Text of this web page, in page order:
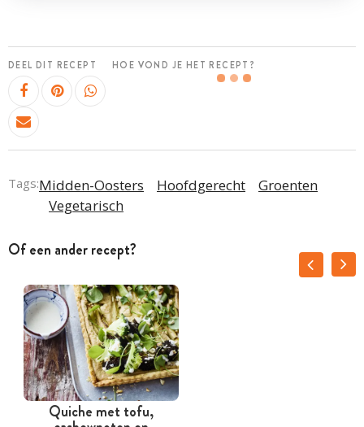
DEEL DIT RECEPT HOE VOND JE HET RECEPT?
Tags:Midden-Oosters Hoofdgerecht
Groenten
Vegetarisch
Of een ander recept?
Quiche met tofu,